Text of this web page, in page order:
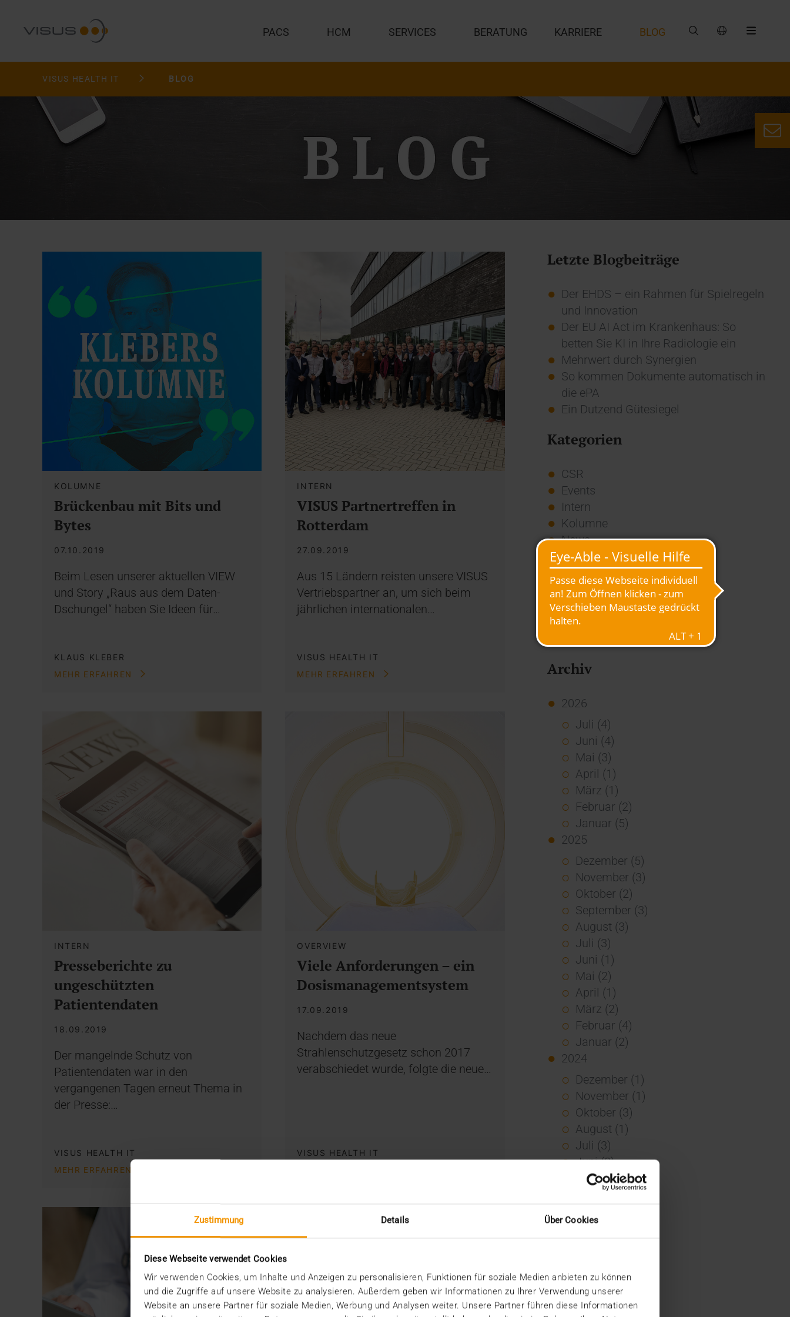
Zustimmung Details Über Cookies
Diese Webseite verwendet Cookies
Wir verwenden Cookies, um Inhalte und Anzeigen zu personalisieren, Funktionen für soziale Medien anbieten zu können
und die Zugriffe auf unsere Website zu analysieren. Außerdem geben wir Informationen zu Ihrer Verwendung unserer
Website an unsere Partner für soziale Medien, Werbung und Analysen weiter. Unsere Partner führen diese Informationen
PACS HCM SERVICES BERATUNG KARRIERE BLOG
VISUS HEALTH IT BLOG
KOLUMNE
Brückenbau mit Bits und
Bytes
07.10.2019
Beim Lesen unserer aktuellen VIEW
und Story „Raus aus dem Daten-
Dschungel“ haben Sie Ideen für…
KLAUS KLEBER
MEHR ERFAHREN
INTERN
VISUS Partnertreffen in
Rotterdam
27.09.2019
Aus 15 Ländern reisten unsere VISUS
Vertriebspartner an, um sich beim
jährlichen internationalen…
VISUS HEALTH IT
MEHR ERFAHREN
INTERN
Presseberichte zu
ungeschützten
Patientendaten
18.09.2019
Der mangelnde Schutz von
Patientendaten war in den
vergangenen Tagen erneut Thema in
der Presse:…
VISUS HEALTH IT
MEHR ERFAHREN
OVERVIEW
Viele Anforderungen – ein
Dosismanagementsystem
17.09.2019
Nachdem das neue
Strahlenschutzgesetz schon 2017
verabschiedet wurde, folgte die neue…
VISUS HEALTH IT
Letzte Blogbeiträge
Der EHDS – ein Rahmen für Spielregeln
und Innovation
Der EU AI Act im Krankenhaus: So
betten Sie KI in Ihre Radiologie ein
Mehrwert durch Synergien
So kommen Dokumente automatisch in
die ePA
Ein Dutzend Gütesiegel
Kategorien
CSR
Events
Intern
Kolumne
News
Overview
Presse
Report
Standard Echo
Stories
Archiv
2026
Juli (4)
Juni (4)
Mai (3)
April (1)
März (1)
Februar (2)
Januar (5)
2025
Dezember (5)
November (3)
Oktober (2)
September (3)
August (3)
Juli (3)
Juni (1)
Mai (2)
April (1)
März (2)
Februar (4)
Januar (2)
2024
Dezember (1)
November (1)
Oktober (3)
August (1)
Juli (3)
Juni (3)
Mai (7)
April (4)
Februar (3)
Dezember (5)
November (6)